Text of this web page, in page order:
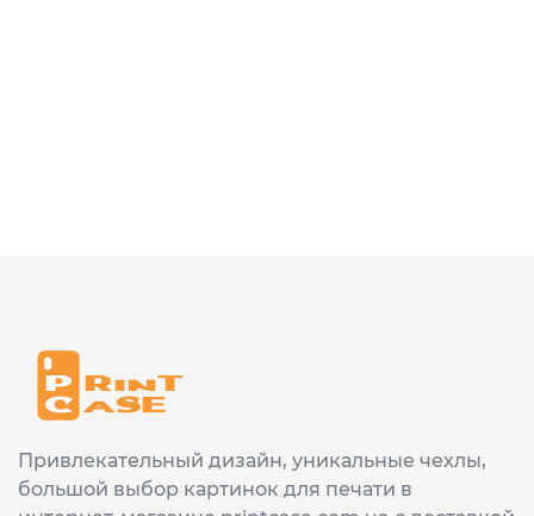
Привлекательный дизайн, уникальные чехлы,
большой выбор картинок для печати в